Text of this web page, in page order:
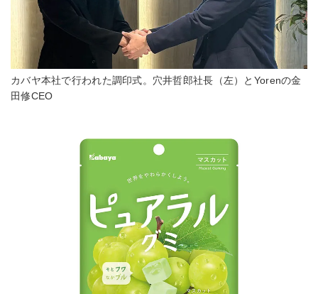
カバヤ本社で行われた調印式。穴井哲郎社長（左）とYorenの金
田修CEO